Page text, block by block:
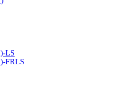
LS
FRLS